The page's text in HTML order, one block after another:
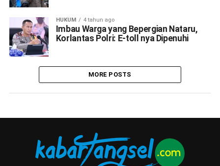
HUKUM 4 tahun ago
Imbau Warga yang Bepergian Nataru,
Korlantas Polri: E-toll nya Dipenuhi
MORE POSTS